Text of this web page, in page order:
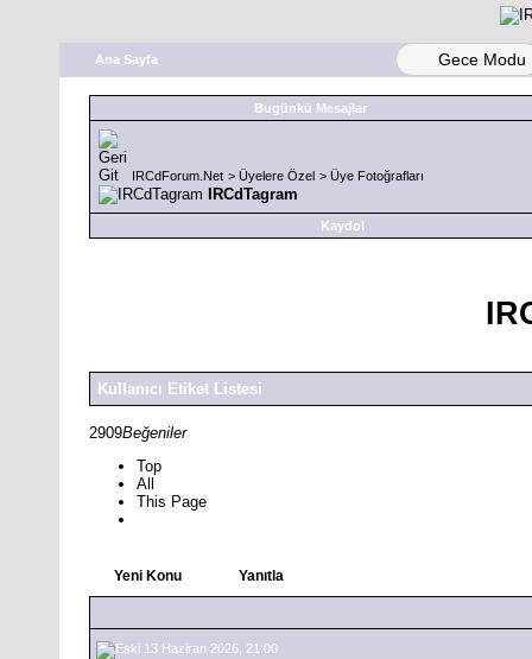
Ana Sayfa Gece Modu
Bugünkü Mesajlar
IRCdForum.Net > Üyelere Özel > Üye Fotoğrafları
IRCdTagram
Kaydol
Kullanıcı Etiket Listesi
2909Beğeniler
Top
All
This Page
Yeni Konu Yanıtla
13 Haziran 2026, 21:00